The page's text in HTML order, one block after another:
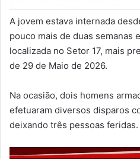
A jovem estava internada
pouco mais de duas semanas
localizada no Setor 17, mais
de 29 de Maio de 2026.
Na ocasião, dois homens
efetuaram diversos disparos
deixando três pessoas feridas.